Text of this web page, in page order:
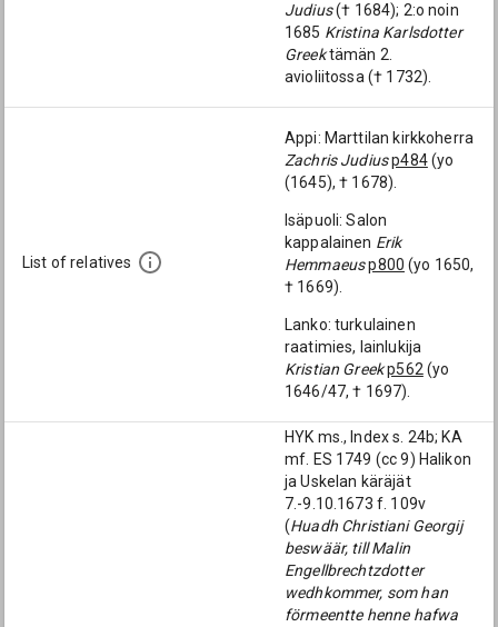
Judius(† 1684); 2:o noin
1685 Kristina Karlsdotter
Greektämän 2.
avioliitossa († 1732).
List of relatives
Appi: Marttilan kirkkoherra
Zachris Judiusp484(yo
(1645), † 1678).
Isäpuoli: Salon
kappalainen Erik
Hemmaeusp800 (yo 1650,
† 1669).
Lanko: turkulainen
raatimies, lainlukija
Kristian Greekp562 (yo
1646/47, † 1697).
HYK ms., Index s. 24b; KA
mf. ES 1749 (cc 9) Halikon
ja Uskelan käräjät
7.-9.10.1673 f. 109v
(Huadh Christiani Georgij
beswäär, till Malin
Engellbrechtzdotter
wedhkommer, som han
förmeentte henne hafwa